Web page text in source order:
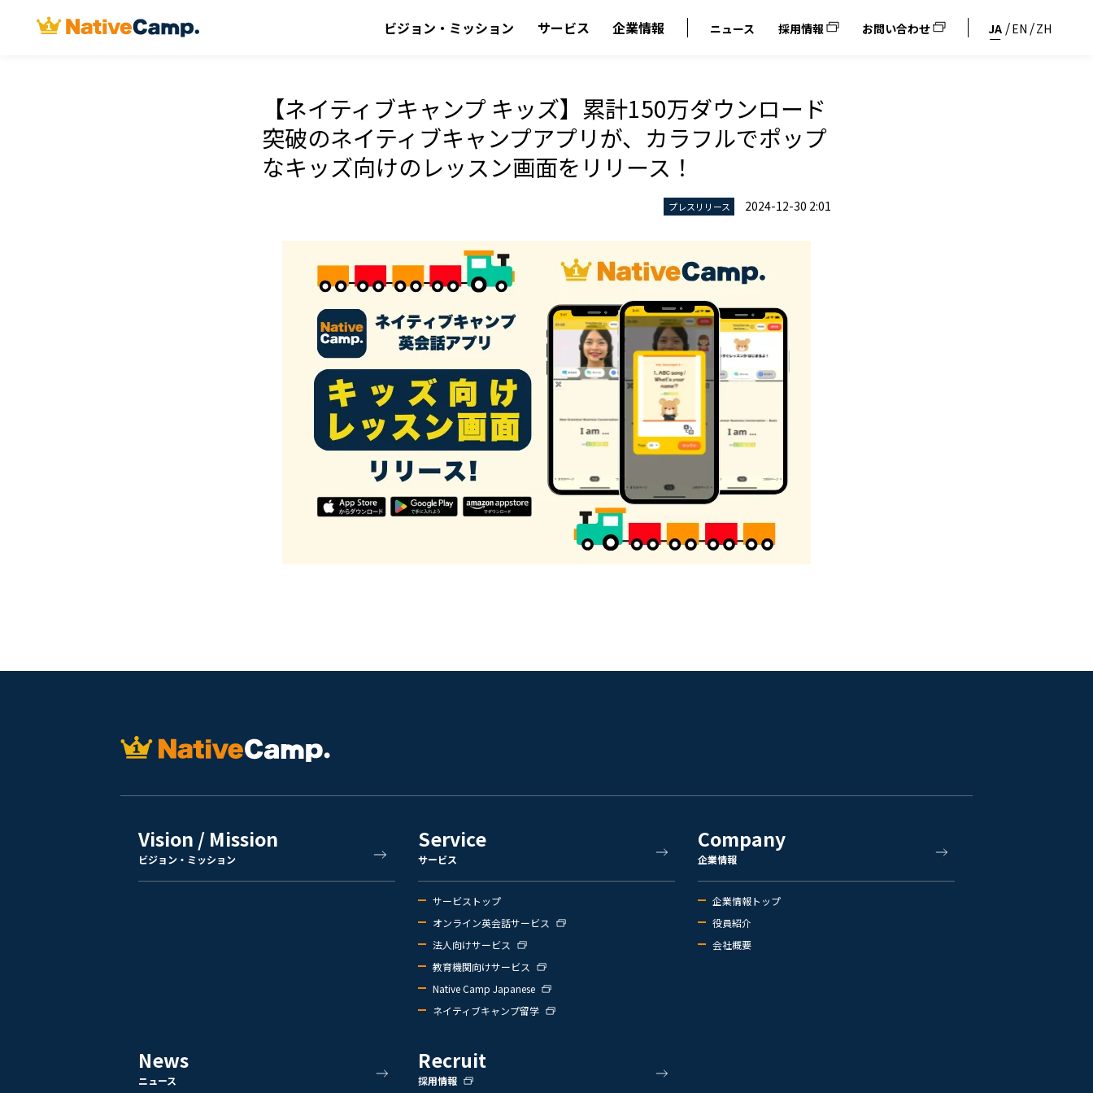
ビジョン・ミッション サービス 企業情報 ニュース 採用情報 お問い合わせ JA EN ZH
【ネイティブキャンプ キッズ】累計150万ダウンロード
突破のネイティブキャンプアプリが、カラフルでポップ
なキッズ向けのレッスン画面をリリース！
プレスリリース 2024-12-30 2:01
Vision / Mission
ビジョン・ミッション
Service
サービス
サービストップ
オンライン英会話サービス
法人向けサービス
教育機関向けサービス
Native Camp Japanese
ネイティブキャンプ留学
Company
企業情報
企業情報トップ
役員紹介
会社概要
News
ニュース
Recruit
採用情報